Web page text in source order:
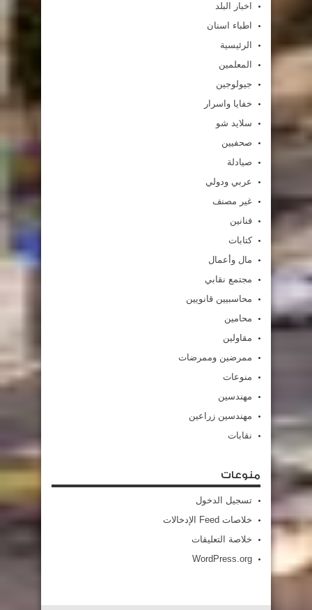
اخبار البلد
اطباء اسنان
الرئيسية
المعلمين
جيولوجين
خفايا واسرار
سلايد شو
صحفيين
صيادلة
عربي ودولي
غير مصنف
فنانين
كتابات
مال وأعمال
مجتمع نقابي
محاسبيين قانويين
محامين
مقاولين
ممرضين وممرضات
منوعات
مهندسين
مهندسين زراعين
نقابات
منوعات
تسجيل الدخول
خلاصات Feed الإدخالات
خلاصة التعليقات
WordPress.org